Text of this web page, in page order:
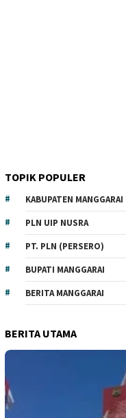
TOPIK POPULER
KABUPATEN MANGGARAI
PLN UIP NUSRA
PT. PLN (PERSERO)
BUPATI MANGGARAI
BERITA MANGGARAI
BERITA UTAMA